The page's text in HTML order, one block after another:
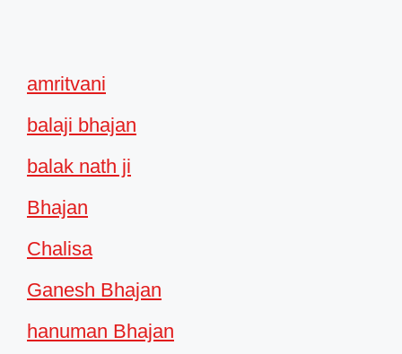
amritvani
balaji bhajan
balak nath ji
Bhajan
Chalisa
Ganesh Bhajan
hanuman Bhajan